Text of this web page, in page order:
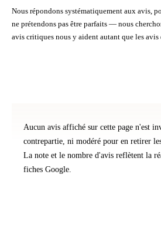
Nous répondons systématiquement aux avis,
ne prétendons pas être parfaits — nous
avis critiques nous y aident autant que les
Aucun avis affiché sur cette page n'est
contrepartie, ni modéré pour en retirer les
La note et le nombre d'avis reflètent la
fiches Google.